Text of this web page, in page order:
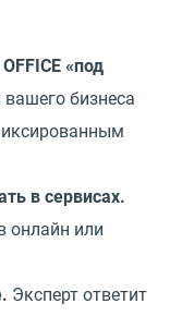
«под
бизнеса
в сервисах.
онлайн или
Эксперт ответит